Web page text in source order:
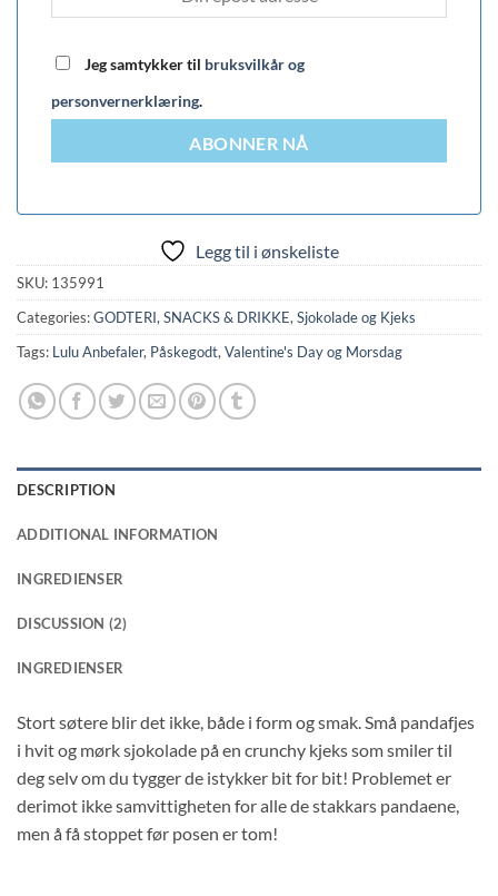
Jeg samtykker til bruksvilkår og
personvernerklæring.
ABONNER NÅ
Legg til i ønskeliste
SKU: 135991
Categories:GODTERI, SNACKS & DRIKKE, Sjokolade og Kjeks
Tags: Lulu Anbefaler, Påskegodt, Valentine's Day og Morsdag
DESCRIPTION
ADDITIONAL INFORMATION
INGREDIENSER
DISCUSSION (2)
INGREDIENSER
Stort søtere blir det ikke, både i form og smak. Små pandafjes
i hvit og mørk sjokolade på en crunchy kjeks som smiler til
deg selv om du tygger de istykker bit for bit! Problemet er
derimot ikke samvittigheten for alle de stakkars pandaene,
men å få stoppet før posen er tom!